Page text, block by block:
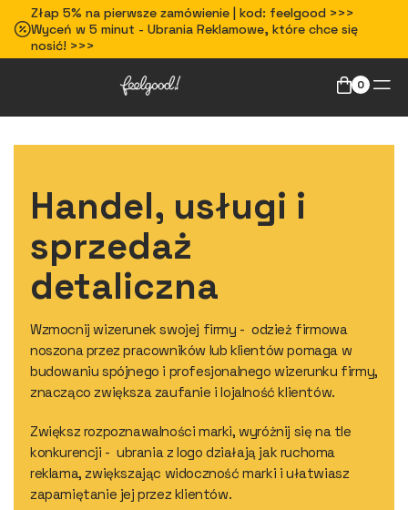
Złap 5% na pierwsze zamówienie | kod: feelgood >>>
Wyceń w 5 minut - Ubrania Reklamowe, które chce się
nosić! >>>
0
Handel, usługi i
sprzedaż
detaliczna
Wzmocnij wizerunek swojej firmy - odzież firmowa
noszona przez pracowników lub klientów pomaga w
budowaniu spójnego i profesjonalnego wizerunku firmy,
znacząco zwiększa zaufanie i lojalność klientów.
Zwiększ rozpoznawalności marki, wyróżnij się na tle
konkurencji - ubrania z logo działają jak ruchoma
reklama, zwiększając widoczność marki i ułatwiasz
zapamiętanie jej przez klientów.